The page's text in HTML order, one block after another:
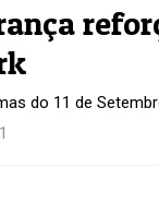
do 11 de